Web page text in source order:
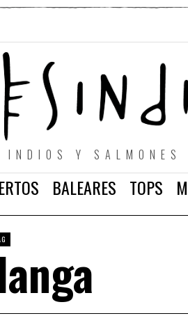
Y SALMONES
BALEARES TOPS